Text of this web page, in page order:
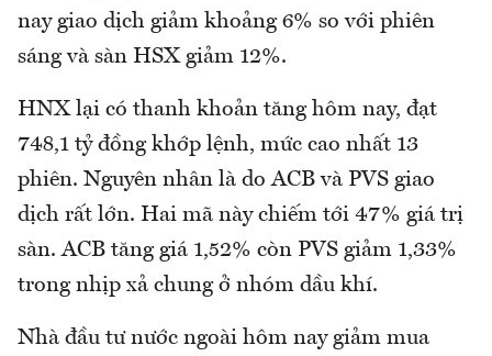
nay giao dịch giảm khoảng 6% so với phiên
sáng và sàn HSX giảm 12%.
HNX lại có thanh khoản tăng hôm nay, đạt
748,1 tỷ đồng khớp lệnh, mức cao nhất 13
phiên. Nguyên nhân là do ACB và PVS giao
dịch rất lớn. Hai mã này chiếm tới 47% giá trị
sàn. ACB tăng giá 1,52% còn PVS giảm 1,33%
trong nhịp xả chung ở nhóm dầu khí.
Nhà đầu tư nước ngoài hôm nay giảm mua